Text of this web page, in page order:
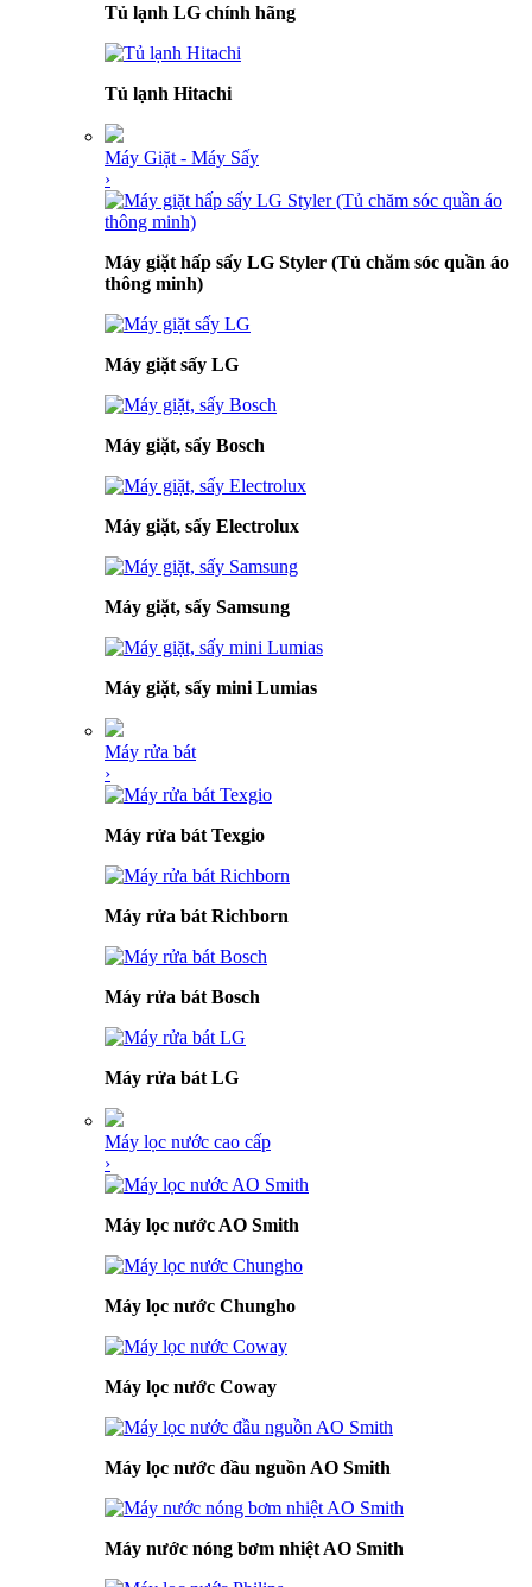
Tủ lạnh LG chính hãng
Tủ lạnh Hitachi
Máy Giặt - Máy Sấy
›
Máy giặt hấp sấy LG Styler (Tủ chăm sóc quần áo
thông minh)
Máy giặt sấy LG
Máy giặt, sấy Bosch
Máy giặt, sấy Electrolux
Máy giặt, sấy Samsung
Máy giặt, sấy mini Lumias
Máy rửa bát
›
Máy rửa bát Texgio
Máy rửa bát Richborn
Máy rửa bát Bosch
Máy rửa bát LG
Máy lọc nước cao cấp
›
Máy lọc nước AO Smith
Máy lọc nước Chungho
Máy lọc nước Coway
Máy lọc nước đầu nguồn AO Smith
Máy nước nóng bơm nhiệt AO Smith